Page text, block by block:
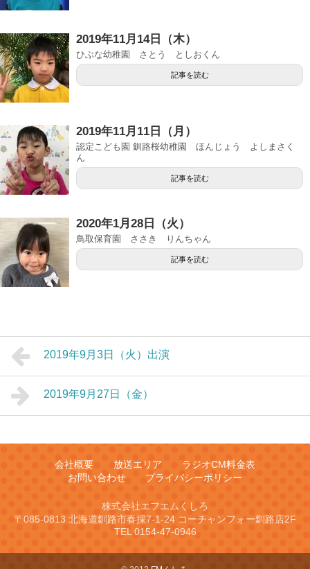
2019年11月14日（木）
ひぶな幼稚園 さとう としおくん
記事を読む
2019年11月11日（月）
認定こども園 釧路桜幼稚園 ほんじょう よしまさく
ん
記事を読む
2020年1月28日（火）
鳥取保育園 ささき りんちゃん
記事を読む
2019年9月3日（火）出演
2019年9月27日（金）
会社概要 放送エリア
ラジオCM料金表
お問い合わせ
プライバシーポリシー
株式会社エフエムくしろ
〒085-0813 北海道釧路市春採7-1-24 コーチャンフォー釧路店2F
TEL 0154-47-0946